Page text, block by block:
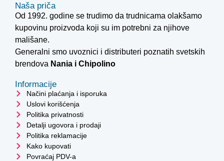
Naša priča
Od 1992. godine se trudimo da trudnicama olakšamo
kupovinu proizvoda koji su im potrebni za njihove
mališane.
Generalni smo uvoznici i distributeri poznatih svetskih
brendova Nania i Chipolino
Informacije
Načini plaćanja i isporuka
Uslovi korišćenja
Politika privatnosti
Detalji ugovora i prodaji
Politika reklamacije
Kako kupovati
Povraćaj PDV-a